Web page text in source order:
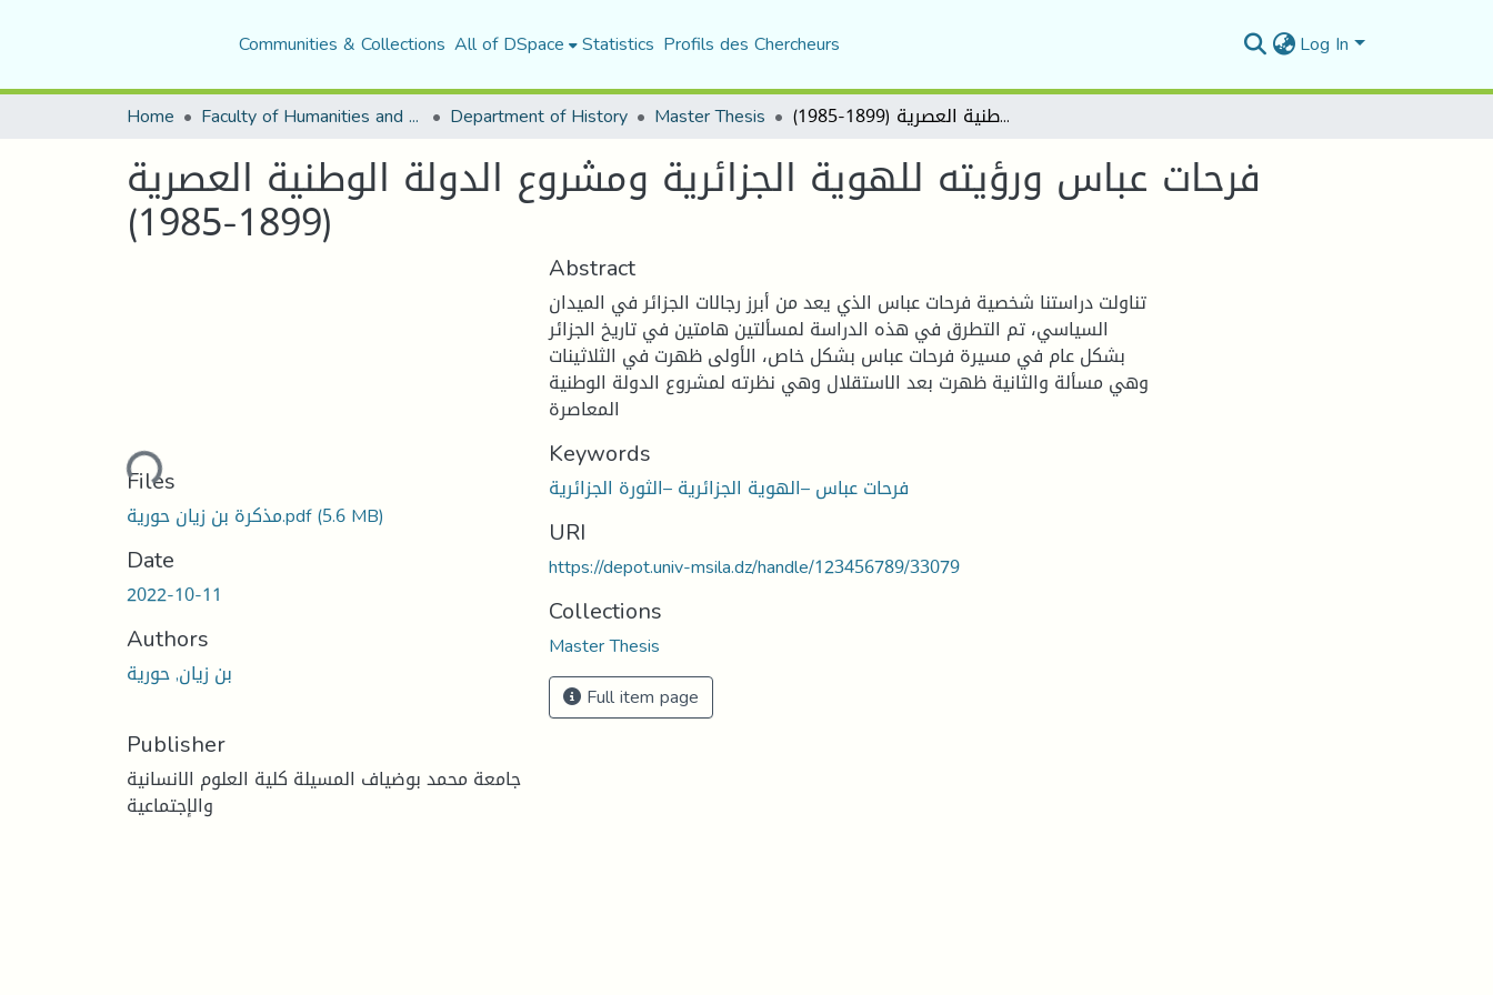
Communities & Collections All of DSpace Statistics Profils des Chercheurs Log In
Home Faculty of Humanities and Social Sciences Department of History Master Thesis فرحات عباس ورؤيته للهوية الجزائرية ومشروع الدولة الوطنية العصرية (1899-1985)
فرحات عباس ورؤيته للهوية الجزائرية ومشروع الدولة الوطنية العصرية
(1899-1985)
Loading...
Files
مذكرة بن زيان حورية.pdf(5.6 MB)
Date
2022-10-11
Authors
بن زيان, حورية
Publisher
جامعة محمد بوضياف المسيلة كلية العلوم الانسانية
والإجتماعية
Abstract
تناولت دراستنا شخصية فرحات عباس الذي يعد من أبرز رجالات الجزائر في الميدان
السياسي، تم التطرق في هذه الدراسة لمسألتين هامتين في تاريخ الجزائر
بشكل عام في مسيرة فرحات عباس بشكل خاص، الأولى ظهرت في الثلاثينات
وهي مسألة والثانية ظهرت بعد الاستقلال وهي نظرته لمشروع الدولة الوطنية
المعاصرة
Keywords
فرحات عباس –الهوية الجزائرية –الثورة الجزائرية
URI
https://depot.univ-msila.dz/handle/123456789/33079
Collections
Master Thesis
Full item page